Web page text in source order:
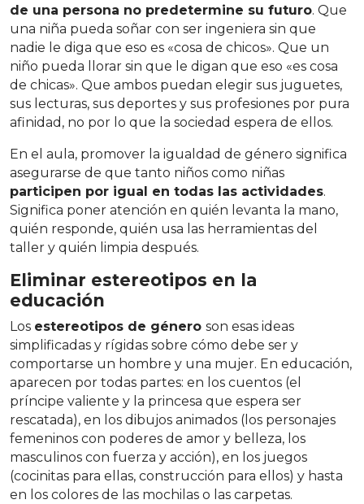
de una persona no predetermine su futuro. Que
una niña pueda soñar con ser ingeniera sin que
nadie le diga que eso es «cosa de chicos». Que un
niño pueda llorar sin que le digan que eso «es cosa
de chicas». Que ambos puedan elegir sus juguetes,
sus lecturas, sus deportes y sus profesiones por pura
afinidad, no por lo que la sociedad espera de ellos.
En el aula, promover la igualdad de género significa
asegurarse de que tanto niños como niñas
participen por igual en todas las actividades.
Significa poner atención en quién levanta la mano,
quién responde, quién usa las herramientas del
taller y quién limpia después.
Eliminar estereotipos en la
educación
Los estereotipos de género son esas ideas
simplificadas y rígidas sobre cómo debe ser y
comportarse un hombre y una mujer. En educación,
aparecen por todas partes: en los cuentos (el
príncipe valiente y la princesa que espera ser
rescatada), en los dibujos animados (los personajes
femeninos con poderes de amor y belleza, los
masculinos con fuerza y acción), en los juegos
(cocinitas para ellas, construcción para ellos) y hasta
en los colores de las mochilas o las carpetas.